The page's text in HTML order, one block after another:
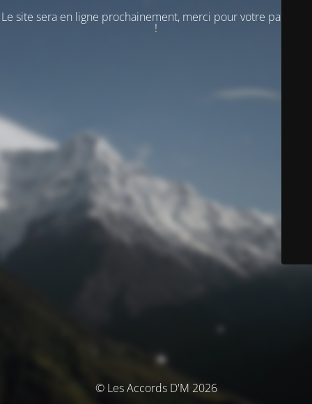
Le site sera en ligne prochainement, merci pour votre patience
!
© Les Accords D'M 2026